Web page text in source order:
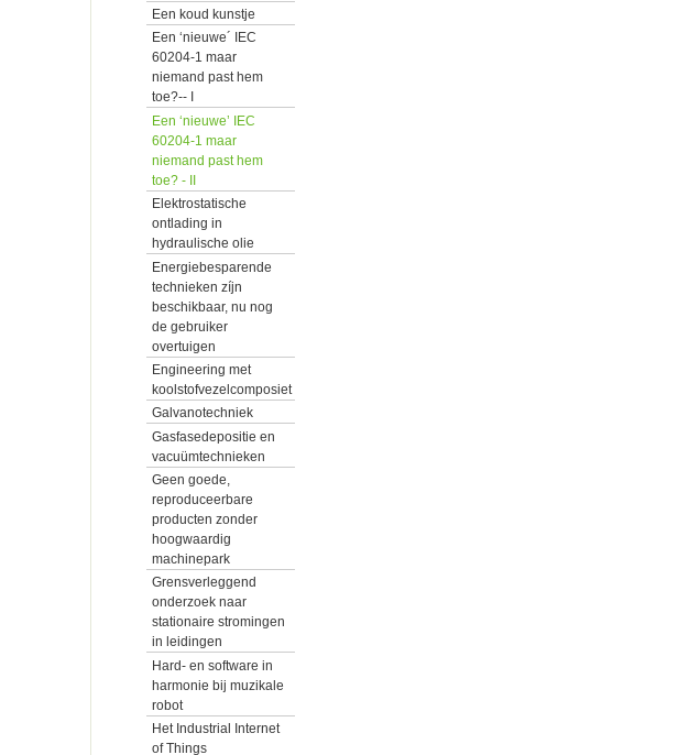
Een koud kunstje
Een ‘nieuwe´ IEC
60204-1 maar
niemand past hem
toe?-- I
Een ‘nieuwe’ IEC
60204-1 maar
niemand past hem
toe? - II
Elektrostatische
ontlading in
hydraulische olie
Energiebesparende
technieken zíjn
beschikbaar, nu nog
de gebruiker
overtuigen
Engineering met
koolstofvezelcomposiet
Galvanotechniek
Gasfasedepositie en
vacuümtechnieken
Geen goede,
reproduceerbare
producten zonder
hoogwaardig
machinepark
Grensverleggend
onderzoek naar
stationaire stromingen
in leidingen
Hard- en software in
harmonie bij muzikale
robot
Het Industrial Internet
of Things